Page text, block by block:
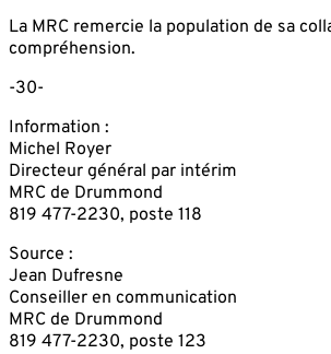
La MRC remercie la population de sa
compréhension.
-30-
Information :
Michel Royer
Directeur général par intérim
MRC de Drummond
819 477-2230, poste 118
Source :
Jean Dufresne
Conseiller en communication
MRC de Drummond
819 477-2230, poste 123